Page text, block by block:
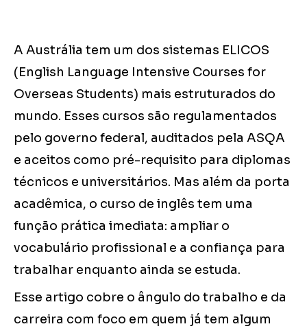
A Austrália tem um dos sistemas ELICOS
(English Language Intensive Courses for
Overseas Students) mais estruturados do
mundo. Esses cursos são regulamentados
pelo governo federal, auditados pela ASQA
e aceitos como pré-requisito para diplomas
técnicos e universitários. Mas além da porta
acadêmica, o curso de inglês tem uma
função prática imediata: ampliar o
vocabulário profissional e a confiança para
trabalhar enquanto ainda se estuda.
Esse artigo cobre o ângulo do trabalho e da
carreira com foco em quem já tem algum